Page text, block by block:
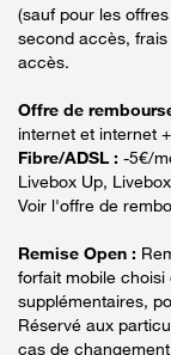
(sauf pour les
second accès,
accès.
Offre de
internet et internet
Fibre/ADSL : -5€/
Livebox Up,
Voir l'offre de
Remise Open :
forfait mobile
supplémentaires,
Réservé aux
cas de